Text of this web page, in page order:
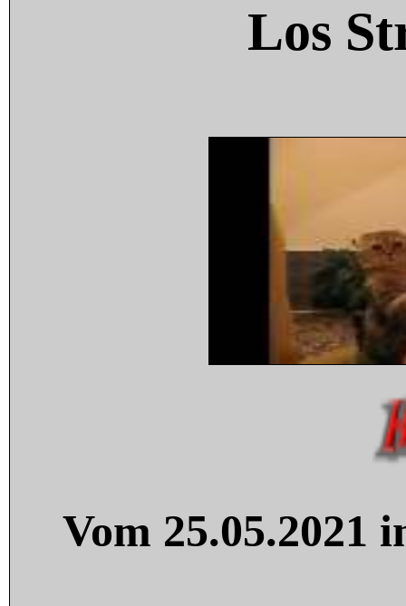
Los
Vom 25.05.2021